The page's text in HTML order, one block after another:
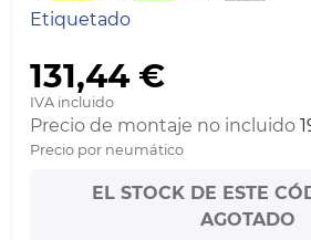
Etiquetado
131,44 €
IVA incluido
Precio de montaje no incluido
Precio por neumático
EL STOCK DE ESTE
AGOTADO